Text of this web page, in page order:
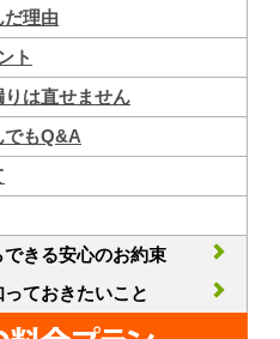
理由
ト
は直せません
でもQ&A
きる安心のお約束
ておきたいこと